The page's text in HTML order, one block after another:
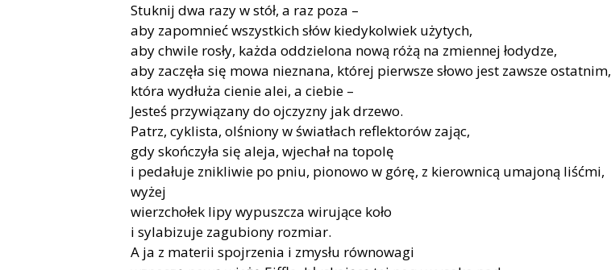
Stuknij dwa razy w stół, a raz poza –
aby zapomnieć wszystkich słów kiedykolwiek użytych,
aby chwile rosły, każda oddzielona nową różą na zmiennej łodydze,
aby zaczęła się mowa nieznana, której pierwsze słowo jest zawsze ostatnim,
która wydłuża cienie alei, a ciebie –
Jesteś przywiązany do ojczyzny jak drzewo.
Patrz, cyklista, olśniony w światłach reflektorów zając,
gdy skończyła się aleja, wjechał na topolę
i pedałuje znikliwie po pniu, pionowo w górę, z kierownicą umajoną liśćmi,
wyżej
wierzchołek lipy wypuszcza wirujące koło
i sylabizuje zagubiony rozmiar.
A ja z materii spojrzenia i zmysłu równowagi